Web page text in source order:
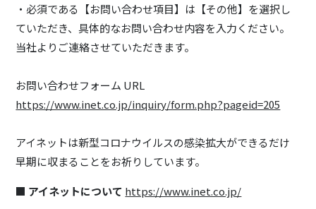
・必須である【お問い合わせ項目】は【その他】を選択し
ていただき、具体的なお問い合わせ内容を入力ください。
当社よりご連絡させていただきます。
お問い合わせフォーム URL
https://www.inet.co.jp/inquiry/form.php?pageid=205
アイネットは新型コロナウイルスの感染拡大ができるだけ
早期に収まることをお祈りしています。
■ アイネットについて https://www.inet.co.jp/